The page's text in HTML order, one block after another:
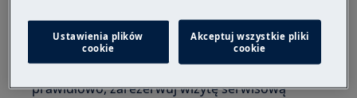
Problem nadal występuje? Umów naprawę
Jeśli Twoje urządzenie nadal nie działa
prawidłowo, zarezerwuj wizytę serwisową
Ustawienia plików
cookie
Akceptuj wszystkie pliki
cookie